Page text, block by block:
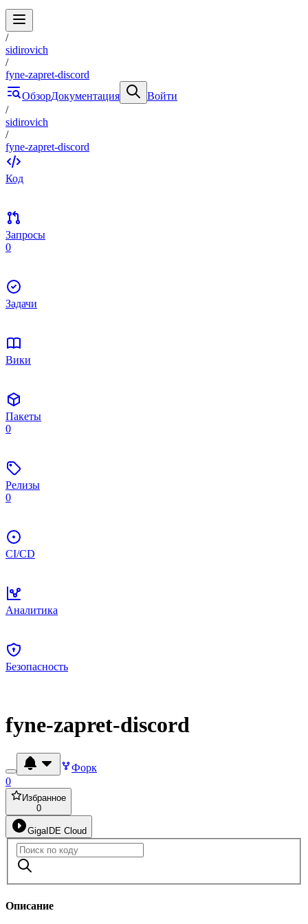
/
sidirovich
/
fyne-zapret-discord
ОбзорДокументация
Войти
/
sidirovich
/
fyne-zapret-discord
Код
Запросы
0
Задачи
Вики
Пакеты
0
Релизы
0
CI/CD
Аналитика
Безопасность
fyne-zapret-discord
Форк
0
Избранное
0
GigaIDE Cloud
Описание